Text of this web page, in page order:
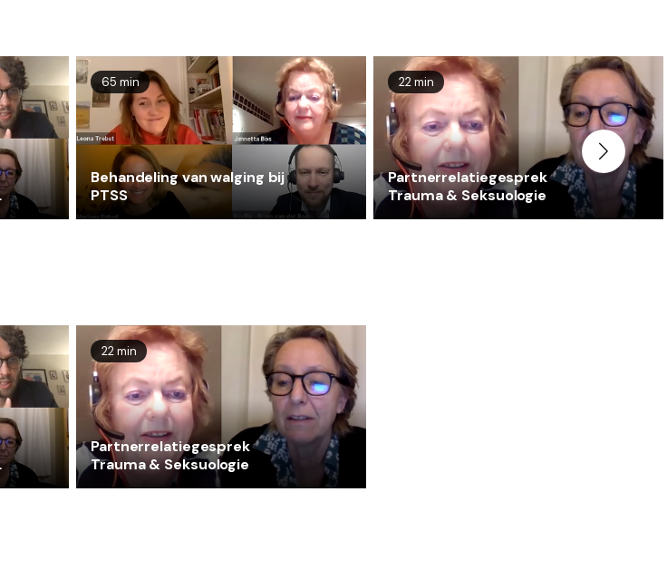
65 min
Behandeling van walging bij
PTSS
22 min
Partnerrelatiegesprek
Trauma & Seksuologie
22 min
Partnerrelatiegesprek
Trauma & Seksuologie